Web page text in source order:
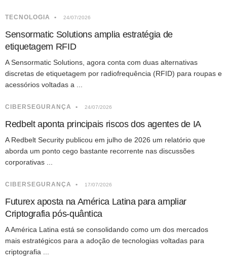
TECNOLOGIA 24/07/2026
Sensormatic Solutions amplia estratégia de
etiquetagem RFID
A Sensormatic Solutions, agora conta com duas alternativas
discretas de etiquetagem por radiofrequência (RFID) para roupas e
acessórios voltadas a ...
CIBERSEGURANÇA 24/07/2026
Redbelt aponta principais riscos dos agentes de IA
A Redbelt Security publicou em julho de 2026 um relatório que
aborda um ponto cego bastante recorrente nas discussões
corporativas ...
CIBERSEGURANÇA 17/07/2026
Futurex aposta na América Latina para ampliar
Criptografia pós-quântica
A América Latina está se consolidando como um dos mercados
mais estratégicos para a adoção de tecnologias voltadas para
criptografia ...